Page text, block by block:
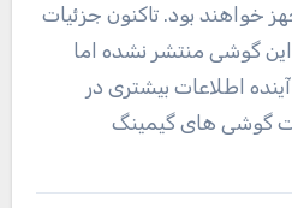
خواهند بود. تاکنون جزئیات
گوشی منتشر نشده اما
اطلاعات بیشتری در
گوشی های گیمینگ